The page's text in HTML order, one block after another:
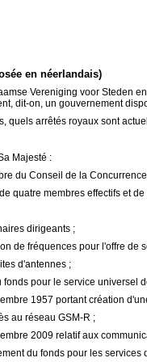
en néerlandais)
Vereniging voor Steden
dit-on, un gouvernement
quels arrêtés royaux sont
Majesté :
du Conseil de la
quatre membres effectifs et
dirigeants ;
de fréquences pour l'offre
d'antennes ;
pour le service universel
1957 portant création
au réseau GSM-R ;
2009 relatif aux
du fonds pour les services